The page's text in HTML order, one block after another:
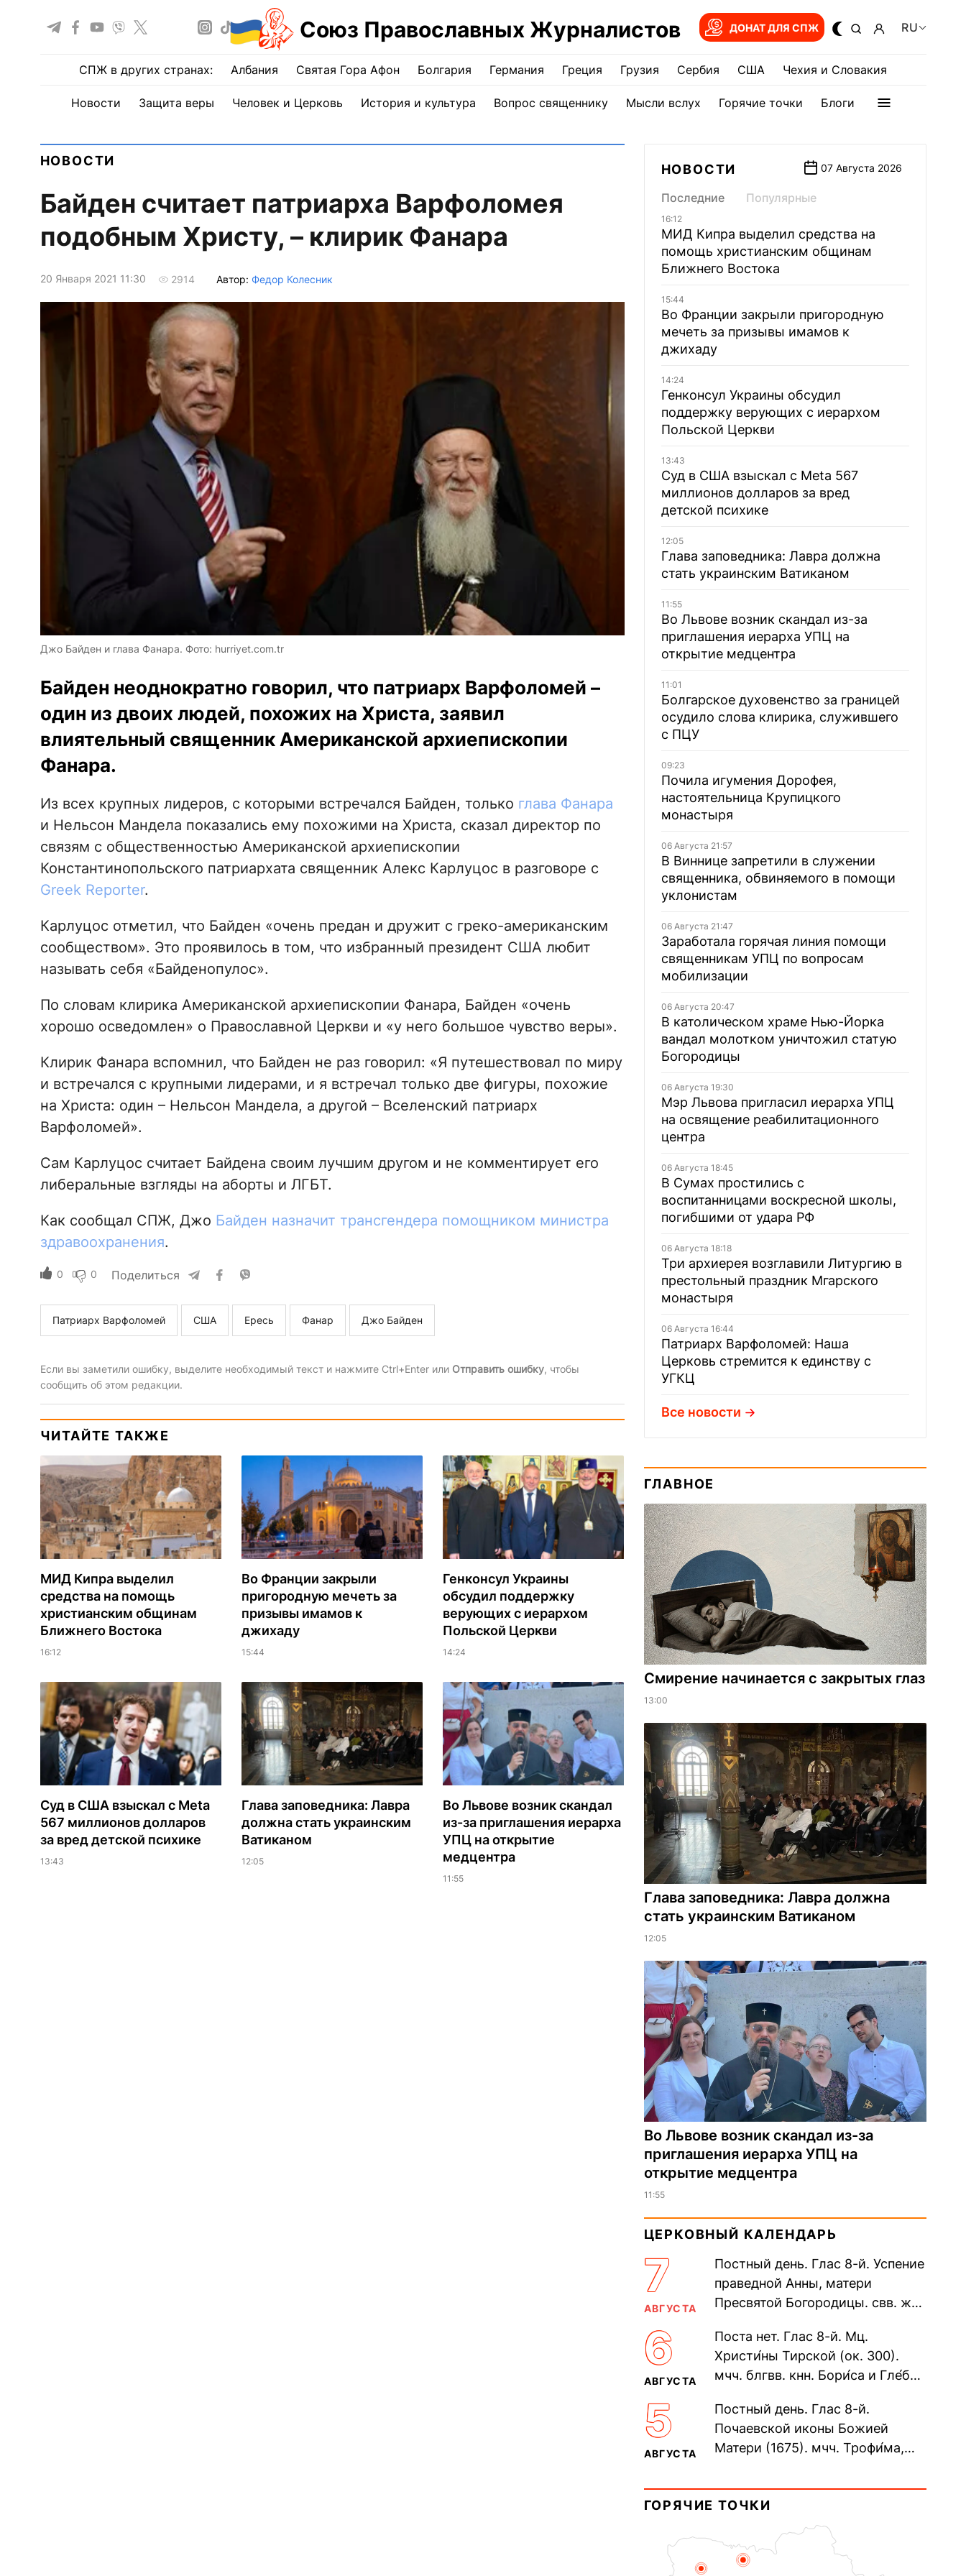
Союз Православных Журналистов ДОНАТ ДЛЯ СПЖ RU
СПЖ в других странах: Албания Святая Гора Афон Болгария Германия Греция Грузия Сербия США Чехия и Словакия
Новости Защита веры Человек и Церковь История и культура Вопрос священнику Мысли вслух Горячие точки Блоги
НОВОСТИ
Байден считает патриарха Варфоломея
подобным Христу, – клирик Фанара
20 Января 2021 11:30 2914 Автор: Федор Колесник
Джо Байден и глава Фанара. Фото: hurriyet.com.tr
Байден неоднократно говорил, что патриарх Варфоломей –
один из двоих людей, похожих на Христа, заявил
влиятельный священник Американской архиепископии
Фанара.
Из всех крупных лидеров, с которыми встречался Байден, только глава Фанара
и Нельсон Мандела показались ему похожими на Христа, сказал директор по
связям с общественностью Американской архиепископии
Константинопольского патриархата священник Алекс Карлуцос в разговоре с
Greek Reporter.
Карлуцос отметил, что Байден «очень предан и дружит с греко-американским
сообществом». Это проявилось в том, что избранный президент США любит
называть себя «Байденопулос».
По словам клирика Американской архиепископии Фанара, Байден «очень
хорошо осведомлен» о Православной Церкви и «у него большое чувство веры».
Клирик Фанара вспомнил, что Байден не раз говорил: «Я путешествовал по миру
и встречался с крупными лидерами, и я встречал только две фигуры, похожие
на Христа: один – Нельсон Мандела, а другой – Вселенский патриарх
Варфоломей».
Сам Карлуцос считает Байдена своим лучшим другом и не комментирует его
либеральные взгляды на аборты и ЛГБТ.
Как сообщал СПЖ, Джо Байден назначит трансгендера помощником министра
здравоохранения.
0 0 Поделиться
Патриарх Варфоломей США Ересь Фанар Джо Байден
Если вы заметили ошибку, выделите необходимый текст и нажмите Ctrl+Enter или Отправить ошибку, чтобы
сообщить об этом редакции.
ЧИТАЙТЕ ТАКЖЕ
МИД Кипра выделил
средства на помощь
христианским общинам
Ближнего Востока
16:12
Во Франции закрыли
пригородную мечеть за
призывы имамов к
джихаду
15:44
Генконсул Украины
обсудил поддержку
верующих с иерархом
Польской Церкви
14:24
Суд в США взыскал с Meta
567 миллионов долларов
за вред детской психике
13:43
Глава заповедника: Лавра
должна стать украинским
Ватиканом
12:05
Во Львове возник скандал
из-за приглашения иерарха
УПЦ на открытие
медцентра
11:55
НОВОСТИ 07 Августа 2026
Последние Популярные
16:12
МИД Кипра выделил средства на
помощь христианским общинам
Ближнего Востока
15:44
Во Франции закрыли пригородную
мечеть за призывы имамов к
джихаду
14:24
Генконсул Украины обсудил
поддержку верующих с иерархом
Польской Церкви
13:43
Суд в США взыскал с Meta 567
миллионов долларов за вред
детской психике
12:05
Глава заповедника: Лавра должна
стать украинским Ватиканом
11:55
Во Львове возник скандал из-за
приглашения иерарха УПЦ на
открытие медцентра
11:01
Болгарское духовенство за границей
осудило слова клирика, служившего
с ПЦУ
09:23
Почила игумения Дорофея,
настоятельница Крупицкого
монастыря
06 Августа 21:57
В Виннице запретили в служении
священника, обвиняемого в помощи
уклонистам
06 Августа 21:47
Заработала горячая линия помощи
священникам УПЦ по вопросам
мобилизации
06 Августа 20:47
В католическом храме Нью-Йорка
вандал молотком уничтожил статую
Богородицы
06 Августа 19:30
Мэр Львова пригласил иерарха УПЦ
на освящение реабилитационного
центра
06 Августа 18:45
В Сумах простились с
воспитанницами воскресной школы,
погибшими от удара РФ
06 Августа 18:18
Три архиерея возглавили Литургию в
престольный праздник Мгарского
монастыря
06 Августа 16:44
Патриарх Варфоломей: Наша
Церковь стремится к единству с
УГКЦ
Все новости
ГЛАВНОЕ
Смирение начинается с закрытых глаз
13:00
Глава заповедника: Лавра должна
стать украинским Ватиканом
12:05
Во Львове возник скандал из-за
приглашения иерарха УПЦ на
открытие медцентра
11:55
ЦЕРКОВНЫЙ КАЛЕНДАРЬ
7
АВГУСТА
Постный день. Глас 8-й. Успение
праведной Анны, матери
Пресвятой Богородицы. свв. жен
прп. Евпракси́и девы,...
6
АВГУСТА
Поста нет. Глас 8-й. Мц.
Христи́ны Тирской (ок. 300).
мчч. блгвв. кнн. Бори́са и Гле́ба,
Дави́да (1015). Прп....
5
АВГУСТА
Постный день. Глас 8-й.
Почаевской иконы Божией
Матери (1675). мчч. Трофи́ма,
мучеников (284–305). прав.
воина Фео́дора...
ГОРЯЧИЕ ТОЧКИ